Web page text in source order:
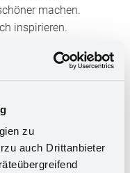
zu
auch Drittanbieter
machen.
inspirieren.